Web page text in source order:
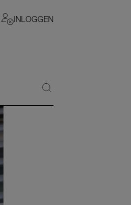
INLOGGEN